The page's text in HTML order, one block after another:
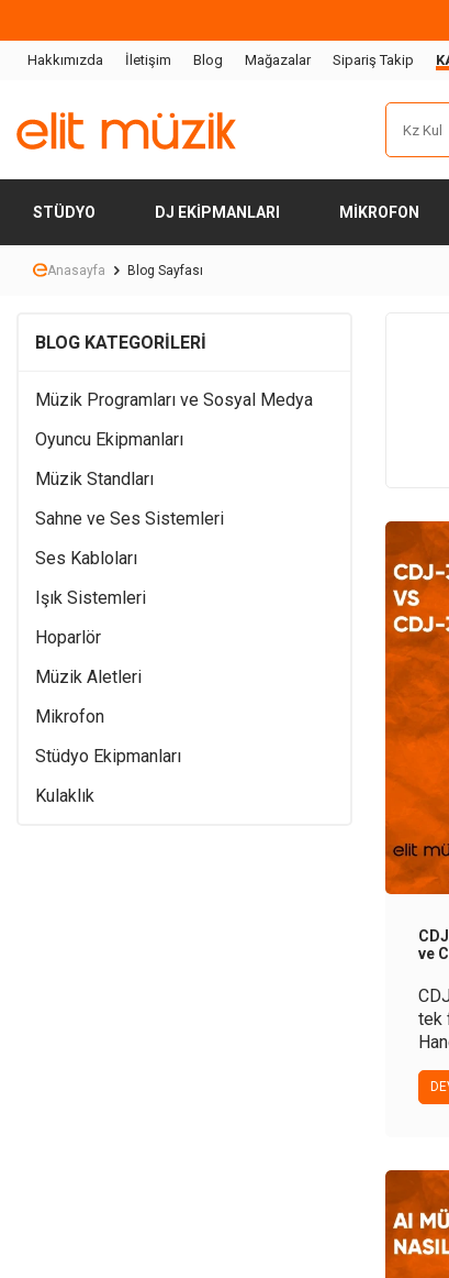
Hakkımızda İletişim Blog Mağazalar Sipariş Takip
STÜDYO DJ EKIPMANLARI MIKROFON
Anasayfa Blog Sayfası
BLOG KATEGORILERI
Müzik Programları ve Sosyal Medya
Oyuncu Ekipmanları
Müzik Standları
Sahne ve Ses Sistemleri
Ses Kabloları
Işık Sistemleri
Hoparlör
Müzik Aletleri
Mikrofon
Stüdyo Ekipmanları
Kulaklık
ve
tek